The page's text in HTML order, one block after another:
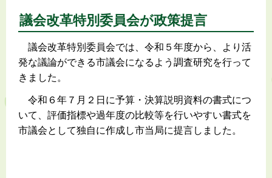
議会改革特別委員会が政策提言
議会改革特別委員会では、令和５年度から、より活
発な議論ができる市議会になるよう調査研究を行って
きました。
令和６年７月２日に予算・決算説明資料の書式につ
いて、評価指標や過年度の比較等を行いやすい書式を
市議会として独自に作成し市当局に提言しました。